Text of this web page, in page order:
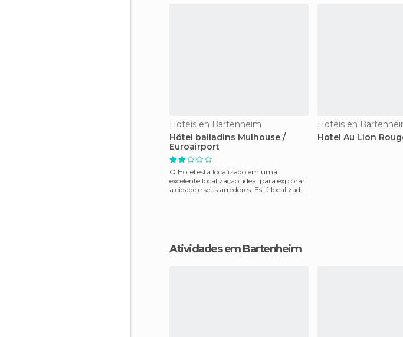
Hotéis en Bartenheim
Hôtel balladins Mulhouse /
Euroairport
O Hotel está localizado em uma
excelente localização, ideal para explorar
a cidade e seus arredores. Está localizado
Hotéis en
Hotel Au Lion
Atividades em Bartenheim